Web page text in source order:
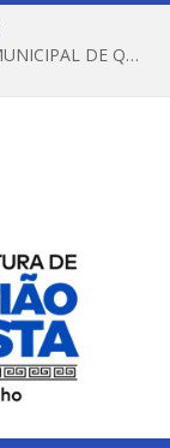
REGULAMENTO DO X CONCURSO INTERMUNICIPAL DE QUADRILHAS JUNINAS – 2026 – ARRAIÁ DA VENEZA